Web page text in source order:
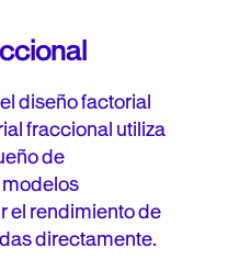
diseño factorial
fraccional utiliza
de
el rendimiento de
directamente.